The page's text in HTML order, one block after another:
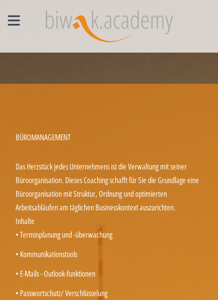
BÜROMANAGEMENT
Das Herzstück jedes Unternehmens ist die Verwaltung mit seiner
Büroorganisation. Dieses Coaching schafft für Sie die Grundlage eine
Büroorganisation mit Struktur, Ordnung und optimierten
Arbeitsabläufen am täglichen Businesskontext auszurichten.
Inhalte
• Terminplanung und -überwachung
• Kommunikationstools
• E-Mails - Outlook-funktionen
• Passwortschutz/ Verschlüsselung